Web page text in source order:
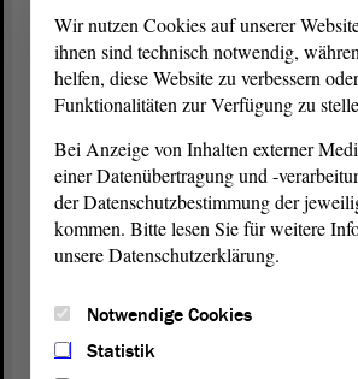
Wolfgang Aldag (BÜNDNIS 90/DIE
und Bildungsgerechtigkeit müssen jetzt mehr
werden.“ Kein Kind dürfe in der Pandemie
Instrument müsse genutzt werden, um Schulen
machen. Die Grünen plädierten insbesondere
Antigen-Schnelltests an Schulen. Warum dies
nicht geschehe, sei ihm schleierhaft. Aldag
momentan für die beste Lösung in der Krise.
maßlos, dass in den vergangenen fünf Jahren
über viele Themen debattiert worden sei, aber
Kontakt zur Basis halten und
Im Alternativantrag der Fraktionen von CDU,
Wir nutzen Cookies auf unserer
ihnen sind technisch notwendig,
helfen, diese Website zu verbessern
Funktionalitäten zur Verfügung zu
Bei Anzeige von Inhalten externer
einer Datenübertragung und -
der Datenschutzbestimmung der
kommen. Bitte lesen Sie für weitere
unsere Datenschutzerklärung.
Notwendige Cookies
Statistik